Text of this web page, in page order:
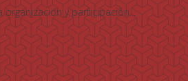
y participación...